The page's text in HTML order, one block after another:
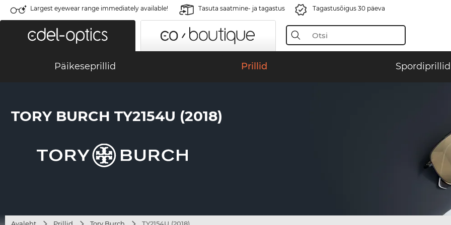
Largest eyewear range immediately available! Tasuta saatmine- ja tagastus Tagastusõigus 30 päeva
Päikeseprillid Prillid Spordiprillid
TORY BURCH TY2154U (2018)